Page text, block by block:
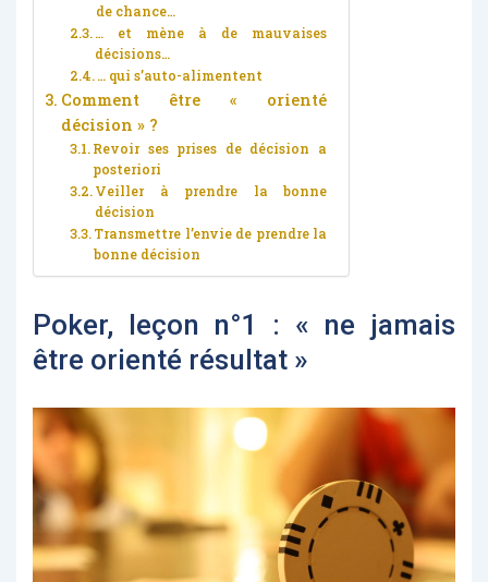
de chance…
… et mène à de mauvaises
décisions…
… qui s’auto-alimentent
Comment être « orienté
décision » ?
Revoir ses prises de décision a
posteriori
Veiller à prendre la bonne
décision
Transmettre l’envie de prendre la
bonne décision
Poker, leçon n°1 : « ne jamais
être orienté résultat »